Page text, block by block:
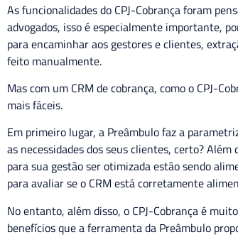
As funcionalidades do CPJ-Cobrança foram
advogados, isso é especialmente importante,
para encaminhar aos gestores e clientes,
feito manualmente.
Mas com um CRM de cobrança, como o CPJ-
mais fáceis.
Em primeiro lugar, a Preâmbulo faz a
as necessidades dos seus clientes, certo?
para sua gestão ser otimizada estão sendo
para avaliar se o CRM está corretamente
No entanto, além disso, o CPJ-Cobrança é
benefícios que a ferramenta da Preâmbulo